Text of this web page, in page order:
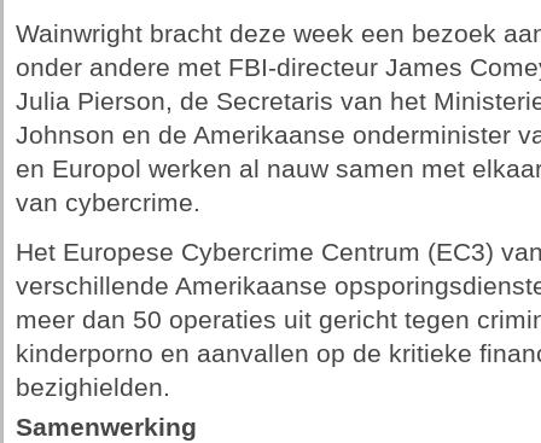
Wainwright bracht deze week een bezoek
onder andere met FBI-directeur James
Julia Pierson, de Secretaris van het
Johnson en de Amerikaanse onderminister
en Europol werken al nauw samen met
van cybercrime.
Het Europese Cybercrime Centrum (EC3)
verschillende Amerikaanse
meer dan 50 operaties uit gericht tegen
kinderporno en aanvallen op de kritieke
bezighielden.
Samenwerking